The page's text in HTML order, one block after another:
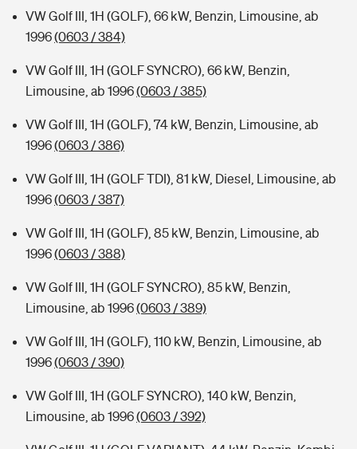
VW Golf III, 1H (GOLF), 66 kW, Benzin, Limousine, ab
1996(0603 / 384)
VW Golf III, 1H (GOLF SYNCRO), 66 kW, Benzin,
Limousine, ab 1996(0603 / 385)
VW Golf III, 1H (GOLF), 74 kW, Benzin, Limousine, ab
1996(0603 / 386)
VW Golf III, 1H (GOLF TDI), 81 kW, Diesel, Limousine, ab
1996(0603 / 387)
VW Golf III, 1H (GOLF), 85 kW, Benzin, Limousine, ab
1996(0603 / 388)
VW Golf III, 1H (GOLF SYNCRO), 85 kW, Benzin,
Limousine, ab 1996(0603 / 389)
VW Golf III, 1H (GOLF), 110 kW, Benzin, Limousine, ab
1996(0603 / 390)
VW Golf III, 1H (GOLF SYNCRO), 140 kW, Benzin,
Limousine, ab 1996(0603 / 392)